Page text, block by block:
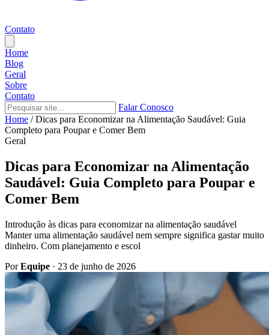
Contato
Home
Blog
Geral
Sobre
Contato
Falar Conosco
Home / Dicas para Economizar na Alimentação Saudável: Guia
Completo para Poupar e Comer Bem
Geral
Dicas para Economizar na Alimentação
Saudável: Guia Completo para Poupar e
Comer Bem
Introdução às dicas para economizar na alimentação saudável
Manter uma alimentação saudável nem sempre significa gastar muito
dinheiro. Com planejamento e escol
PorEquipe · 23 de junho de 2026